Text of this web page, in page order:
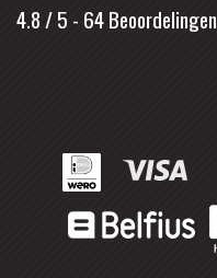
4.8 / 5 - 64Beoordelingen